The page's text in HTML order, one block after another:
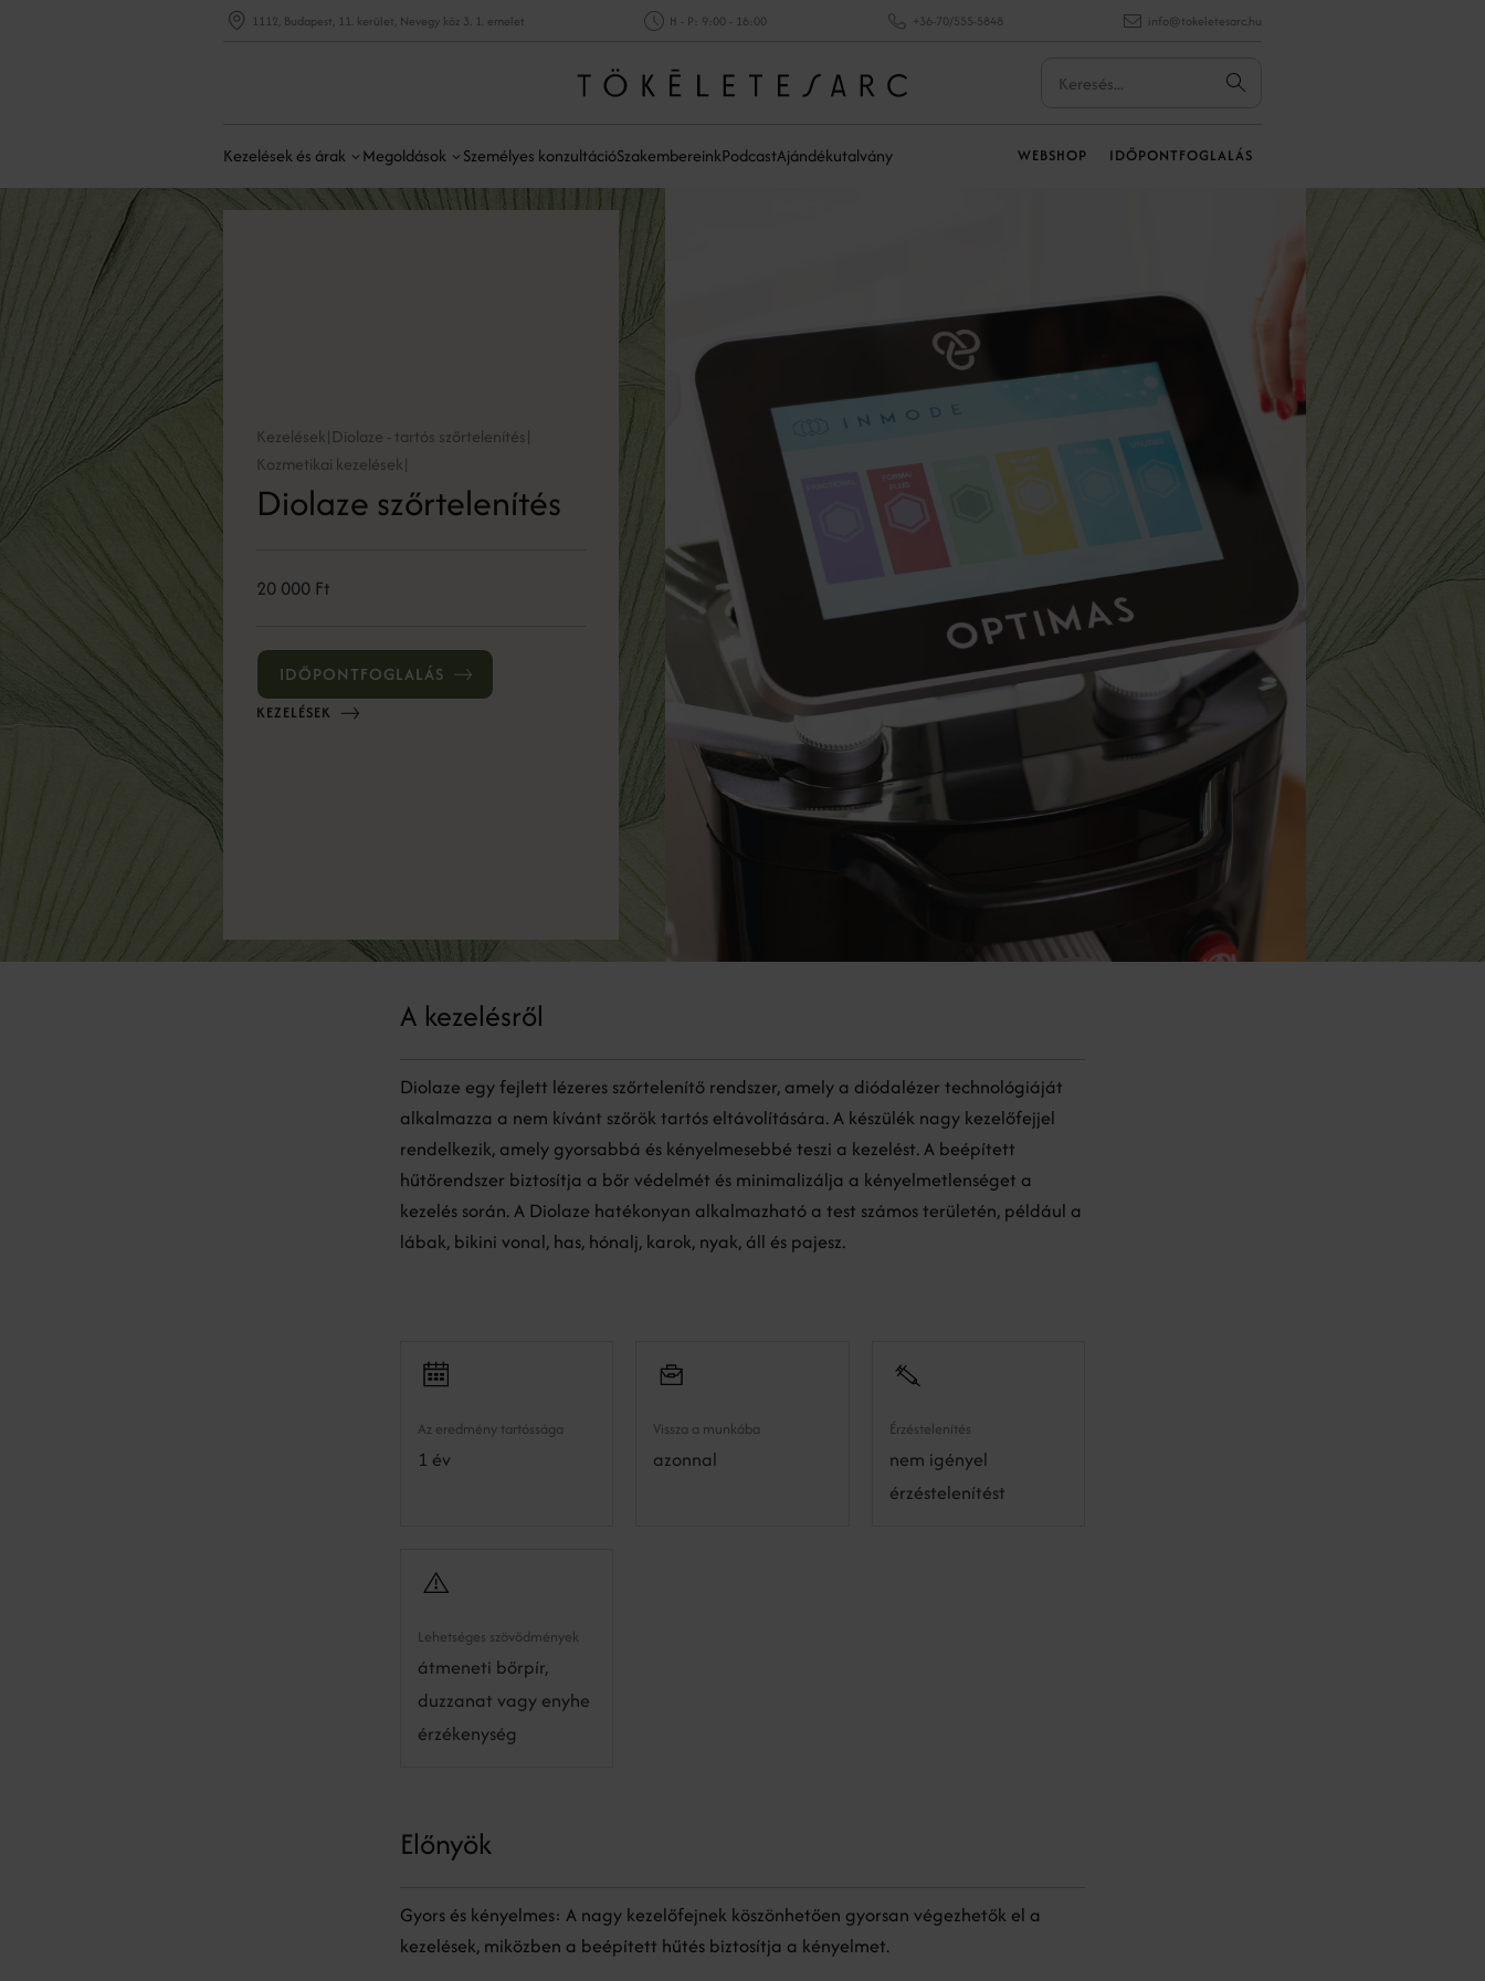
1112, Budapest, 11. kerület, Nevegy köz 3. 1. emelet H - P: 9:00 - 16:00 +36-70/555-5848 info@tokeletesarc.hu
Kezelések és árak Megoldások Személyes konzultációSzakembereinkPodcastAjándékutalvány WEBSHOP IDŐPONTFOGLALÁS
Kezelések|Diolaze - tartós szőrtelenítés|
Kozmetikai kezelések|
Diolaze szőrtelenítés
20 000 Ft
IDŐPONTFOGLALÁS
KEZELÉSEK
A kezelésről
Diolaze egy fejlett lézeres szőrtelenítő rendszer, amely a diódalézer technológiáját
alkalmazza a nem kívánt szőrök tartós eltávolítására. A készülék nagy kezelőfejjel
rendelkezik, amely gyorsabbá és kényelmesebbé teszi a kezelést. A beépített
hűtőrendszer biztosítja a bőr védelmét és minimalizálja a kényelmetlenséget a
kezelés során. A Diolaze hatékonyan alkalmazható a test számos területén, például a
lábak, bikini vonal, has, hónalj, karok, nyak, áll és pajesz.
Az eredmény tartóssága
1 év
Vissza a munkába
azonnal
Érzéstelenítés
nem igényel
érzéstelenítést
Lehetséges szövődmények
átmeneti bőrpír,
duzzanat vagy enyhe
érzékenység
Előnyök
Gyors és kényelmes: A nagy kezelőfejnek köszönhetően gyorsan végezhetők el a
kezelések, miközben a beépített hűtés biztosítja a kényelmet.